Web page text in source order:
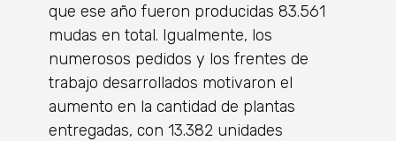
que ese año fueron producidas 83.561
mudas en total. Igualmente, los
numerosos pedidos y los frentes de
trabajo desarrollados motivaron el
aumento en la cantidad de plantas
entregadas, con 13.382 unidades